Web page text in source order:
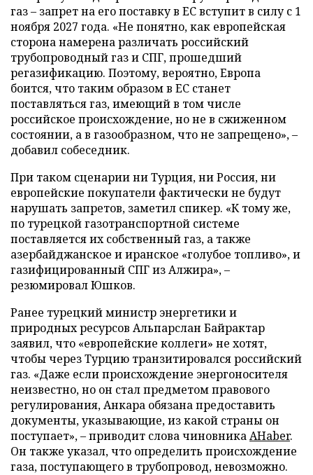
газ – запрет на его поставку в ЕС вступит в силу с 1
ноября 2027 года. «Не понятно, как европейская
сторона намерена различать российский
трубопроводный газ и СПГ, прошедший
регазификацию. Поэтому, вероятно, Европа
боится, что таким образом в ЕС станет
поставляться газ, имеющий в том числе
российское происхождение, но не в сжиженном
состоянии, а в газообразном, что не запрещено», –
добавил собеседник.
При таком сценарии ни Турция, ни Россия, ни
европейские покупатели фактически не будут
нарушать запретов, заметил спикер. «К тому же,
по турецкой газотранспортной системе
поставляется их собственный газ, а также
азербайджанское и иранское «голубое топливо», и
газифицированный СПГ из Алжира», –
резюмировал Юшков.
Ранее турецкий министр энергетики и
природных ресурсов Альпарслан Байрактар
заявил, что «европейские коллеги» не хотят,
чтобы через Турцию транзитировался российский
газ. «Даже если происхождение энергоносителя
неизвестно, но он стал предметом правового
регулирования, Анкара обязана предоставить
документы, указывающие, из какой страны он
поступает», – приводит слова чиновникаAHaber.
Он также указал, что определить происхождение
газа, поступающего в трубопровод, невозможно.